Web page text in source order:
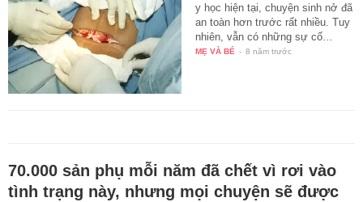
y học hiện tại, chuyện sinh nở đã
an toàn hơn trước rất nhiều. Tuy
nhiên, vẫn có những sự cố…
MẸ VÀ BÉ - 8 năm trước
70.000 sản phụ mỗi năm đã chết vì rơi vào
tình trạng này, nhưng mọi chuyện sẽ được